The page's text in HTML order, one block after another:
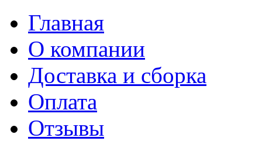
Главная
О компании
Доставка и сборка
Оплата
Отзывы